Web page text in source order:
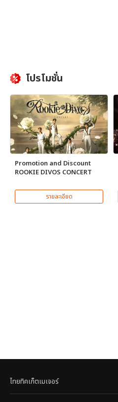
โปรโมชั่น
Promotion and Discount
ROOKIE DIVOS CONCERT
รายละเอียด
ไทยทิคเก็ตเมเจอร์